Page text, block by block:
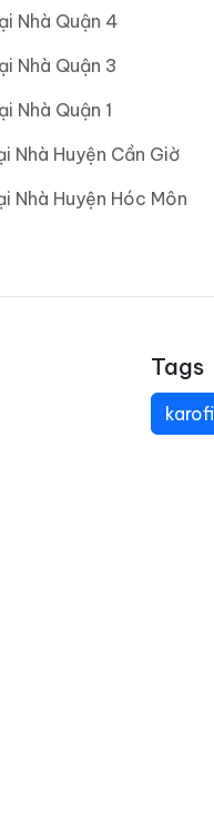
Nhà Quận 4
Nhà Quận 3
Nhà Quận 1
Nhà Huyện Cần Giờ
Nhà Huyện Hóc Môn
Tags
karofi